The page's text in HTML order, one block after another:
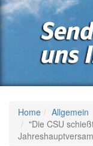
Home
Allgemein
"Die CSU